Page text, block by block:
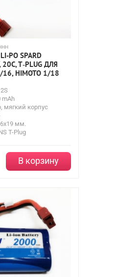
PO SPARD
T‐PLUG ДЛЯ
16, HIMOTO 1/18
mAh
мягкий корпус
мм.
T-Plug
В корзину